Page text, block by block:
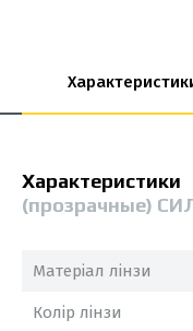
Характеристики
(прозрачные)
Матеріал лінзи
Колір лінзи